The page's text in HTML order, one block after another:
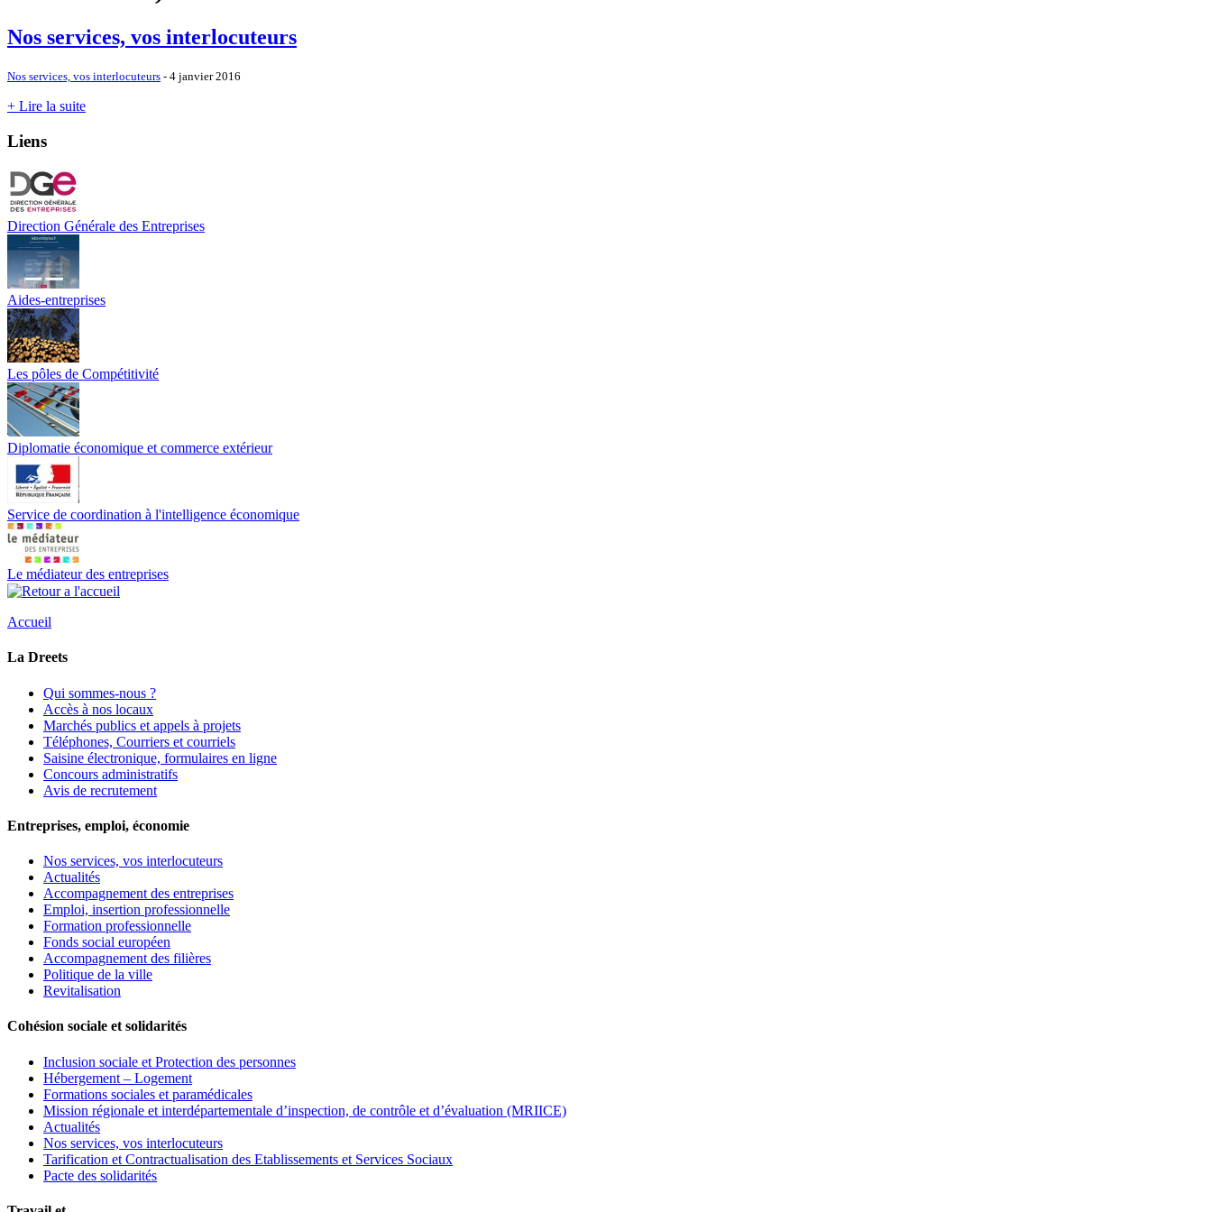
Nos services, vos interlocuteurs
Nos services, vos interlocuteurs - 4 janvier 2016
+ Lire la suite
Liens
Direction Générale des Entreprises
Aides-entreprises
Les pôles de Compétitivité
Diplomatie économique et commerce extérieur
Service de coordination à l'intelligence économique
Le médiateur des entreprises
Accueil
La Dreets
Qui sommes-nous ?
Accès à nos locaux
Marchés publics et appels à projets
Téléphones, Courriers et courriels
Saisine électronique, formulaires en ligne
Concours administratifs
Avis de recrutement
Entreprises, emploi, économie
Nos services, vos interlocuteurs
Actualités
Accompagnement des entreprises
Emploi, insertion professionnelle
Formation professionnelle
Fonds social européen
Accompagnement des filières
Politique de la ville
Revitalisation
Cohésion sociale et solidarités
Inclusion sociale et Protection des personnes
Hébergement – Logement
Formations sociales et paramédicales
Mission régionale et interdépartementale d’inspection, de contrôle et d’évaluation (MRIICE)
Actualités
Nos services, vos interlocuteurs
Tarification et Contractualisation des Etablissements et Services Sociaux
Pacte des solidarités